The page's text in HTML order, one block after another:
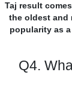
Taj result
the oldest and
popularity as
Q4.